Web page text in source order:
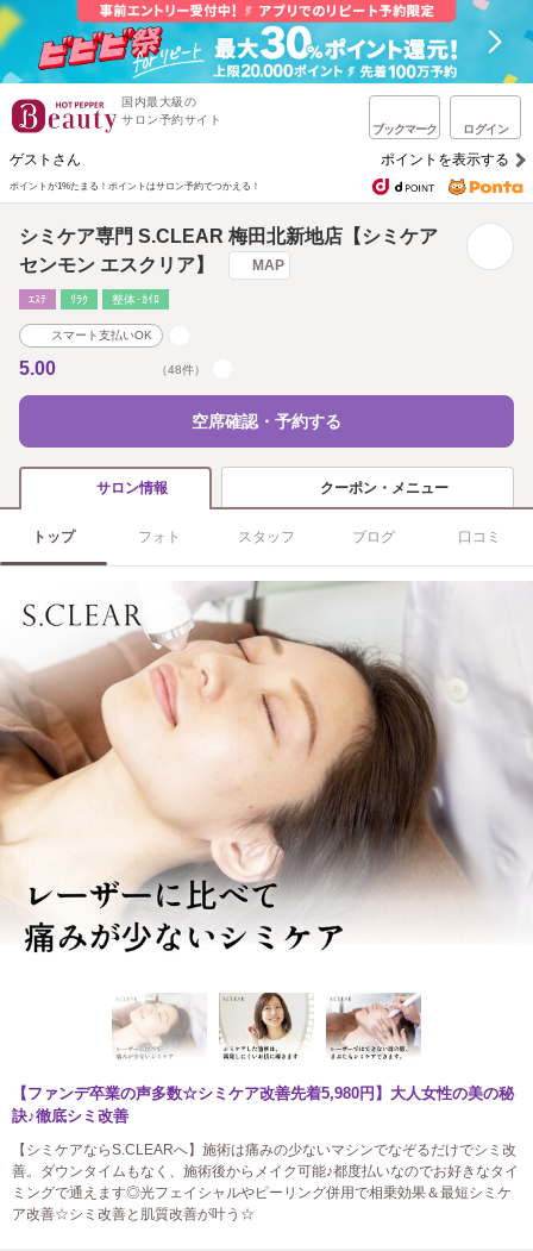
国内最大級の
サロン予約サイト
ブックマーク ログイン
ゲストさん ポイントを表示する
ポイントが1%たまる！ ポイントはサロン予約でつかえる！
シミケア専門 S.CLEAR 梅田北新地店【シミケア
センモン エスクリア】
MAP
ｴｽﾃ ﾘﾗｸ 整体･ｶｲﾛ
スマート支払いOK
5.00 （48件）
空席確認・予約する
サロン情報 クーポン・メニュー
トップ フォト スタッフ ブログ 口コミ
【ファンデ卒業の声多数☆シミケア改善先着5,980円】大人女性の美の秘
訣♪徹底シミ改善
【シミケアならS.CLEARへ】施術は痛みの少ないマシンでなぞるだけでシミ改
善。ダウンタイムもなく、施術後からメイク可能♪都度払いなのでお好きなタイ
ミングで通えます◎光フェイシャルやピーリング併用で相乗効果＆最短シミケ
ア改善☆シミ改善と肌質改善が叶う☆